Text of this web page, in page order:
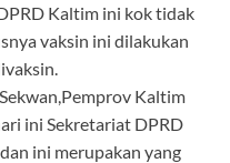
Kaltim ini kok tidak
vaksin ini dilakukan
Kaltim
ini Sekretariat DPRD
ini merupakan yang